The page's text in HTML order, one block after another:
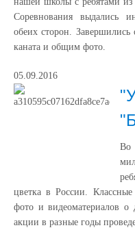
Соревнования выдались
обеих сторон. Завершились
каната и общим фото.
05.09.2016
цветка в России.
фото и видеоматериалов о
акции в разные годы